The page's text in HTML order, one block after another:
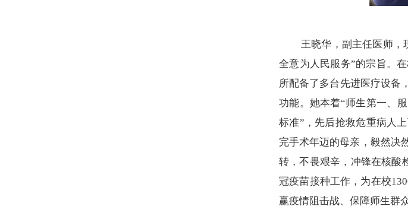
王晓华，副主任医师，
全意为人民服务”的宗旨。
所配备了多台先进医疗设备
功能。她本着“师生第一、
标准”，先后抢救危重病人
完手术年迈的母亲，毅然决
转，不畏艰辛，冲锋在核酸
冠疫苗接种工作，为在校130
赢疫情阻击战、保障师生群